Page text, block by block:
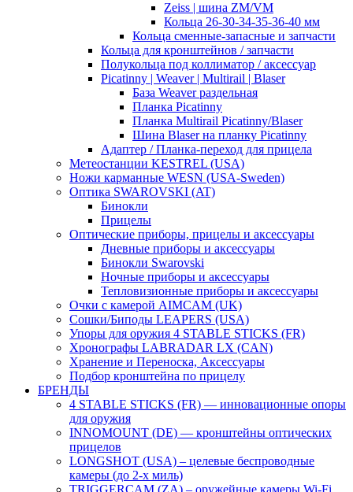
Zeiss | шина ZM/VM
Кольца 26-30-34-35-36-40 мм
Кольца сменные-запасные и запчасти
Кольца для кронштейнов / запчасти
Полукольца под коллиматор / аксессуар
Picatinny | Weaver | Multirail | Blaser
База Weaver раздельная
Планка Picatinny
Планка Multirail Picatinny/Blaser
Шина Blaser на планку Picatinny
Адаптер / Планка-переход для прицела
Метеостанции KESTREL (USA)
Ножи карманные WESN (USA-Sweden)
Оптика SWAROVSKI (AT)
Бинокли
Прицелы
Оптические приборы, прицелы и аксессуары
Дневные приборы и аксессуары
Бинокли Swarovski
Ночные приборы и аксессуары
Тепловизионные приборы и аксессуары
Очки с камерой AIMCAM (UK)
Сошки/Биподы LEAPERS (USA)
Упоры для оружия 4 STABLE STICKS (FR)
Хронографы LABRADAR LX (CAN)
Хранение и Переноска, Аксессуары
Подбор кронштейна по прицелу
БРЕНДЫ
4 STABLE STICKS (FR) — инновационные опоры
для оружия
INNOMOUNT (DE) — кронштейны оптических
прицелов
LONGSHOT (USA) – целевые беспроводные
камеры (до 2-х миль)
TRIGGERCAM (ZA) – оружейные камеры Wi-Fi